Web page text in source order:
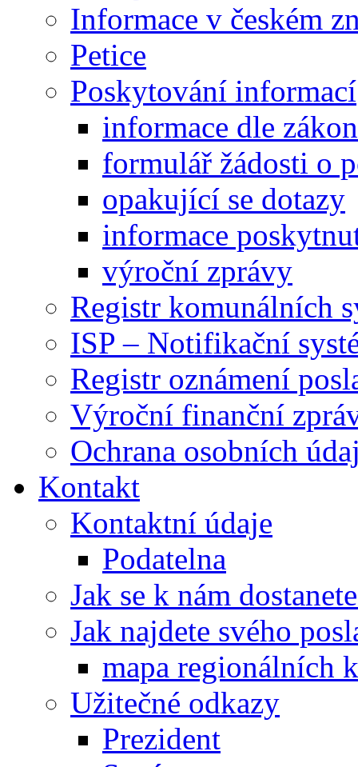
Informace v českém
Petice
Poskytování informací
informace dle
formulář žádosti o
opakující se dotazy
informace
výroční zprávy
Registr komunálních
ISP – Notifikační
Registr oznámení
Výroční finanční
Ochrana osobních
Kontakt
Kontaktní údaje
Podatelna
Jak se k nám
Jak najdete svého
mapa regionálních
Užitečné odkazy
Prezident